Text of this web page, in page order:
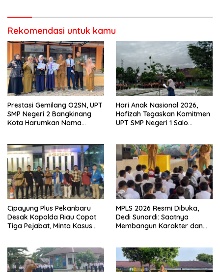
Rekomendasi untuk kamu
Prestasi Gemilang O2SN, UPT
SMP Negeri 2 Bangkinang
Kota Harumkan Nama
Hari Anak Nasional 2026,
Hafizah Tegaskan Komitmen
UPT SMP Negeri 1 Salo
Cipayung Plus Pekanbaru
Desak Kapolda Riau Copot
Tiga Pejabat, Minta Kasus
MPLS 2026 Resmi Dibuka,
Dedi Sunardi: Saatnya
Membangun Karakter dan